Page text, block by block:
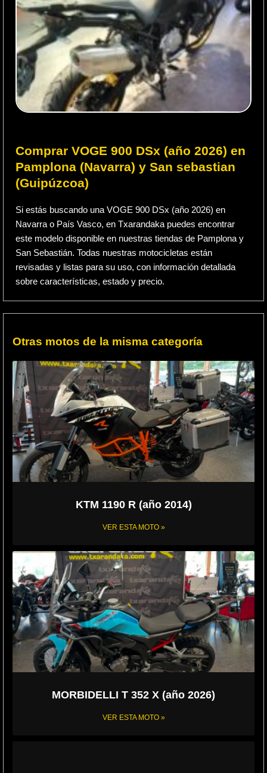
Comprar VOGE 900 DSx (año 2026) en
Pamplona (Navarra) y San sebastian
(Guipúzcoa)
Si estás buscando una VOGE 900 DSx (año 2026) en
Navarra o País Vasco, en Txarandaka puedes encontrar
este modelo disponible en nuestras tiendas de Pamplona y
San Sebastián. Todas nuestras motocicletas están
revisadas y listas para su uso, con información detallada
sobre características, estado y precio.
Otras motos de la misma categoría
KTM 1190 R (año 2014)
VER ESTA MOTO »
MORBIDELLI T 352 X (año 2026)
VER ESTA MOTO »